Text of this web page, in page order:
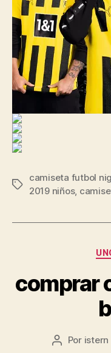
Etiquetas
camiseta futbol
2019 niños,
comprar
Autor
Por istern